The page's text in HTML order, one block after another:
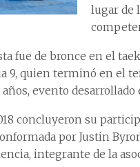
lugar de
fue de bronce en el
9, quien terminó en el
evento desarrollado
concluyeron su
por Justin
integrante de la